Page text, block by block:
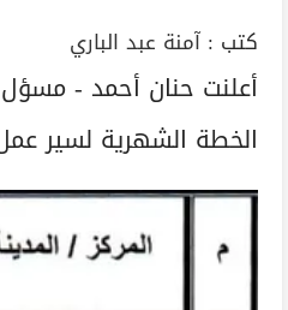
كتب : آمنة عبد الباري
أعلنت حنان أحمد -
الخطة الشهرية لسير